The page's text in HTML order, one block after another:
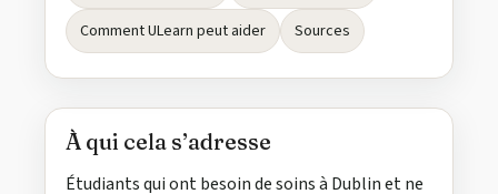
Comment ULearn peut aider
Sources
À qui cela s’adresse
Étudiants qui ont besoin de soins à Dublin et ne